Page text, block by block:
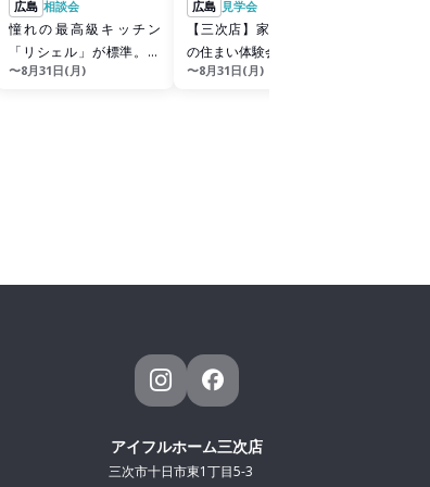
広島 相談会
憧れの最高級キッチン
「リシェル」が標準。贅
沢な家
〜8月31日(月)
広島 見学会
【三次店】家族を守る夏
の住まい体験会
〜8月31日(月)
アイフルホーム三次店
三次市十日市東1丁目5-3